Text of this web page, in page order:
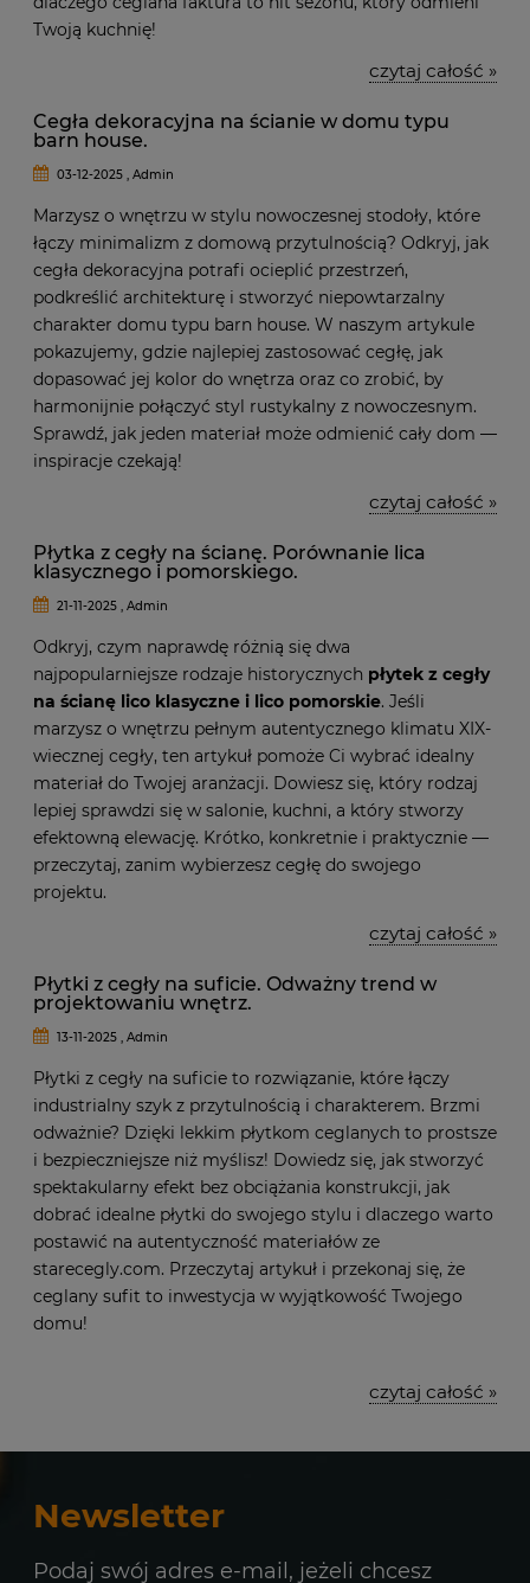
Twoją kuchnię!
czytaj całość »
Cegła dekoracyjna na ścianie w domu typu
barn house.
03-12-2025 , Admin
Marzysz o wnętrzu w stylu nowoczesnej stodoły, które
łączy minimalizm z domową przytulnością? Odkryj, jak
cegła dekoracyjna potrafi ocieplić przestrzeń,
podkreślić architekturę i stworzyć niepowtarzalny
charakter domu typu barn house. W naszym artykule
pokazujemy, gdzie najlepiej zastosować cegłę, jak
dopasować jej kolor do wnętrza oraz co zrobić, by
harmonijnie połączyć styl rustykalny z nowoczesnym.
Sprawdź, jak jeden materiał może odmienić cały dom —
inspiracje czekają!
czytaj całość »
Płytka z cegły na ścianę. Porównanie lica
klasycznego i pomorskiego.
21-11-2025 , Admin
Odkryj, czym naprawdę różnią się dwa
najpopularniejsze rodzaje historycznych płytek z cegły
na ścianę lico klasyczne i lico pomorskie. Jeśli
marzysz o wnętrzu pełnym autentycznego klimatu XIX-
wiecznej cegły, ten artykuł pomoże Ci wybrać idealny
materiał do Twojej aranżacji. Dowiesz się, który rodzaj
lepiej sprawdzi się w salonie, kuchni, a który stworzy
efektowną elewację. Krótko, konkretnie i praktycznie —
przeczytaj, zanim wybierzesz cegłę do swojego
projektu.
czytaj całość »
Płytki z cegły na suficie. Odważny trend w
projektowaniu wnętrz.
13-11-2025 , Admin
Płytki z cegły na suficie to rozwiązanie, które łączy
industrialny szyk z przytulnością i charakterem. Brzmi
odważnie? Dzięki lekkim płytkom ceglanych to prostsze
i bezpieczniejsze niż myślisz! Dowiedz się, jak stworzyć
spektakularny efekt bez obciążania konstrukcji, jak
dobrać idealne płytki do swojego stylu i dlaczego warto
postawić na autentyczność materiałów ze
starecegly.com. Przeczytaj artykuł i przekonaj się, że
ceglany sufit to inwestycja w wyjątkowość Twojego
domu!
czytaj całość »
Newsletter
Podaj swój adres e-mail, jeżeli chcesz